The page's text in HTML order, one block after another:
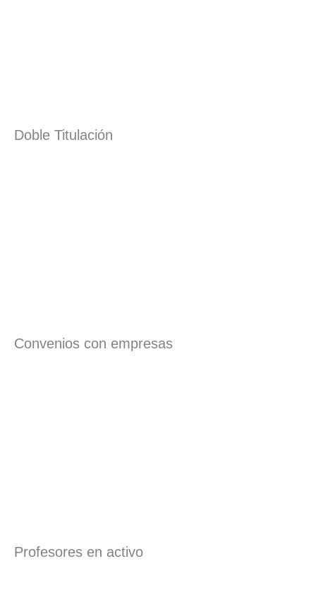
Doble Titulación
Convenios con empresas
Profesores en activo